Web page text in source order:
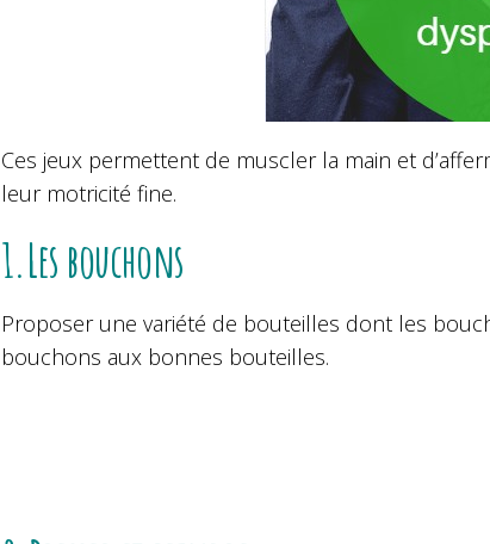
Ces jeux permettent de muscler la main et
leur motricité fine.
1.Les bouchons
Proposer une variété de bouteilles dont les
bouchons aux bonnes bouteilles.